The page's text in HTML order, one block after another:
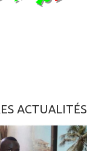
ACTUALITÉS